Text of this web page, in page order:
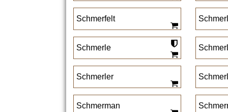
Schmerfelt Schmerl
Schmerle
Schmerler
Schmerman